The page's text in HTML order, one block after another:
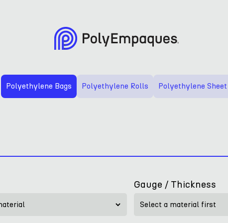
Polyethylene Bags Polyethylene Rolls Polyethylene Sheet
Gauge / Thickness